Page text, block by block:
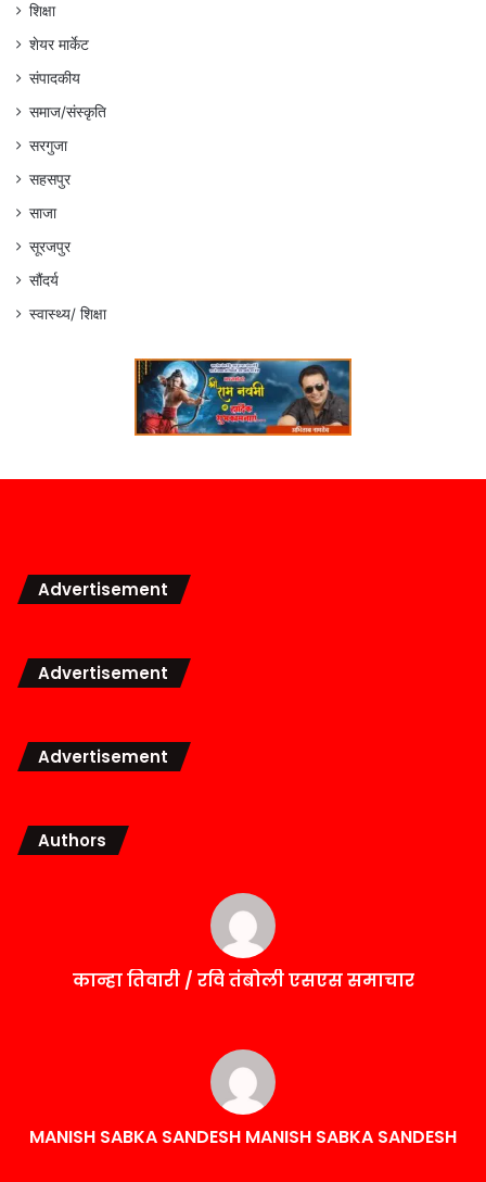
शिक्षा
शेयर मार्केट
संपादकीय
समाज/संस्कृति
सरगुजा
सहसपुर
साजा
सूरजपुर
सौंदर्य
स्वास्थ्य/ शिक्षा
Advertisement
Advertisement
Advertisement
Authors
कान्हा तिवारी / रवि तंबोली एसएस समाचार
MANISH SABKA SANDESH MANISH SABKA SANDESH